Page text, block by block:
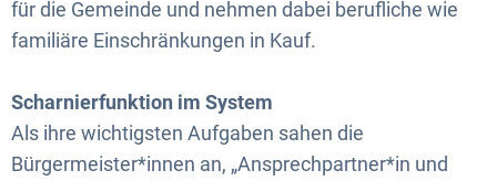
für die Gemeinde und nehmen dabei berufliche wie
familiäre Einschränkungen in Kauf.
Scharnierfunktion im System
Als ihre wichtigsten Aufgaben sahen die
Bürgermeister*innen an, „Ansprechpartner*in und